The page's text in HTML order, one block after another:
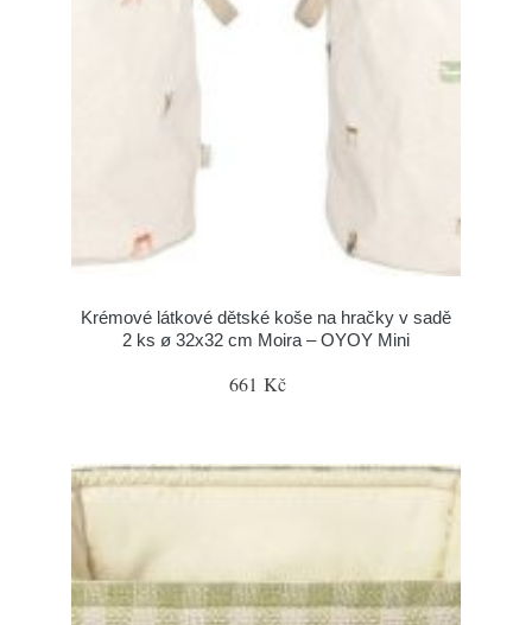
Krémové látkové dětské koše na hračky v sadě
2 ks ø 32x32 cm Moira – OYOY Mini
661 Kč